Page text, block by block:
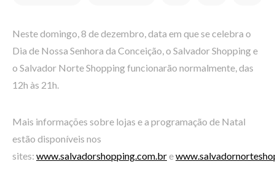
Neste domingo, 8 de dezembro, data em que se celebra o
Dia de Nossa Senhora da Conceição, o Salvador Shopping e
o Salvador Norte Shopping funcionarão normalmente, das
12h às 21h.
Mais informações sobre lojas e a programação de Natal
estão disponíveis nos
sites: www.salvadorshopping.com.bre